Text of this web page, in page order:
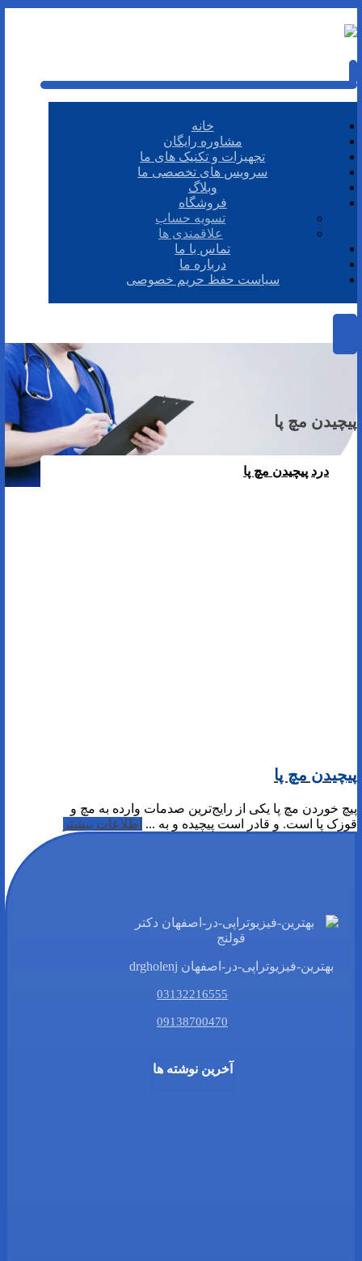
خانه
مشاوره رایگان
تجهیزات و تکنیک های ما
سرویس های تخصصی ما
وبلاگ
فروشگاه
تسویه حساب
علاقمندی ها
تماس با ما
درباره ما
سیاست حفظ حریم خصوصی
پیچیدن مچ پا
درد پیچیدن مچ پا
پیچیدن مچ پا
پیچ خوردن مچ پا یکی از رایج‌ترین صدمات وارده به مچ و
قوزک پا است. و قادر است پیچیده و به ... اطلاعات بیشتر
بهترین-فیزیوتراپی-در-اصفهان drgholenj
03132216555
09138700470
آخرین نوشته ها